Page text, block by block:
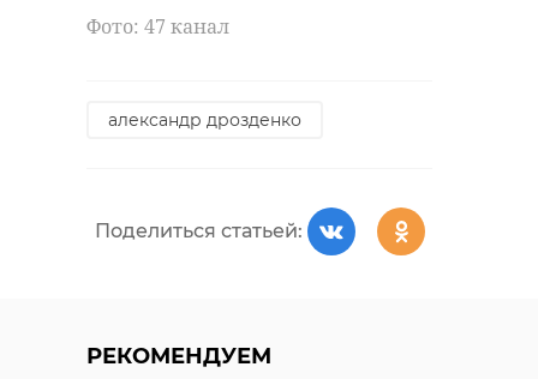
Фото: 47 канал
александр дрозденко
Поделиться статьей:
РЕКОМЕНДУЕМ